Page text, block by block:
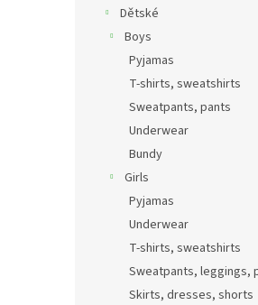
Dětské
Boys
Pyjamas
T-shirts, sweatshirts
Sweatpants, pants
Underwear
Bundy
Girls
Pyjamas
Underwear
T-shirts, sweatshirts
Sweatpants, leggings,
Skirts, dresses, shorts